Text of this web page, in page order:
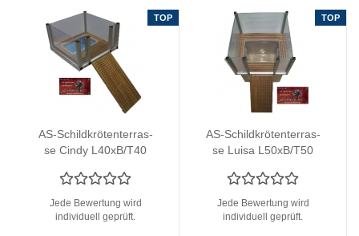
TOP
AS-​Schild­krö­ten­ter­ras­
se Cindy L40xB/T40
Platt­form­ein­satz
Jede Bewertung wird
individuell geprüft.
TOP
AS-​Schild­krö­ten­ter­ras­
se Luisa L50xB/T50
Platt­form­ein­satz
Jede Bewertung wird
individuell geprüft.